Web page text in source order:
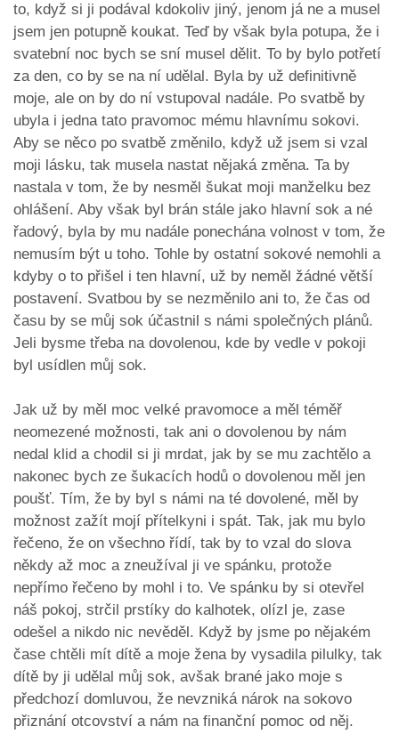
to, když si ji podával kdokoliv jiný, jenom já ne a musel
jsem jen potupně koukat. Teď by však byla potupa, že i
svatební noc bych se sní musel dělit. To by bylo potřetí
za den, co by se na ní udělal. Byla by už definitivně
moje, ale on by do ní vstupoval nadále. Po svatbě by
ubyla i jedna tato pravomoc mému hlavnímu sokovi.
Aby se něco po svatbě změnilo, když už jsem si vzal
moji lásku, tak musela nastat nějaká změna. Ta by
nastala v tom, že by nesměl šukat moji manželku bez
ohlášení. Aby však byl brán stále jako hlavní sok a né
řadový, byla by mu nadále ponechána volnost v tom, že
nemusím být u toho. Tohle by ostatní sokové nemohli a
kdyby o to přišel i ten hlavní, už by neměl žádné větší
postavení. Svatbou by se nezměnilo ani to, že čas od
času by se můj sok účastnil s námi společných plánů.
Jeli bysme třeba na dovolenou, kde by vedle v pokoji
byl usídlen můj sok.
Jak už by měl moc velké pravomoce a měl téměř
neomezené možnosti, tak ani o dovolenou by nám
nedal klid a chodil si ji mrdat, jak by se mu zachtělo a
nakonec bych ze šukacích hodů o dovolenou měl jen
poušť. Tím, že by byl s námi na té dovolené, měl by
možnost zažít mojí přítelkyni i spát. Tak, jak mu bylo
řečeno, že on všechno řídí, tak by to vzal do slova
někdy až moc a zneužíval ji ve spánku, protože
nepřímo řečeno by mohl i to. Ve spánku by si otevřel
náš pokoj, strčil prstíky do kalhotek, olízl je, zase
odešel a nikdo nic nevěděl. Když by jsme po nějakém
čase chtěli mít dítě a moje žena by vysadila pilulky, tak
dítě by ji udělal můj sok, avšak brané jako moje s
předchozí domluvou, že nevzniká nárok na sokovo
přiznání otcovství a nám na finanční pomoc od něj.